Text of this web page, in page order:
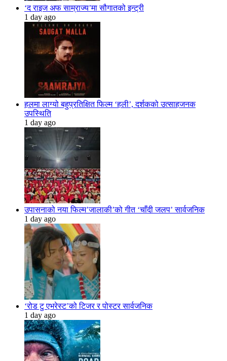
‘द राइज अफ साम्राज्य’मा सौगातको इन्ट्री
1 day ago
हलमा लाग्यो बहुप्रतिक्षित फिल्म ‘हली’, दर्शकको उत्साहजनक
उपस्थिति
1 day ago
उपासनाको नया फिल्म’जालाकी’को गीत ‘चाँदी जलप’ सार्वजनिक
1 day ago
‘रोड टु एभरेस्ट’को टिजर र पोस्टर सार्वजनिक
1 day ago